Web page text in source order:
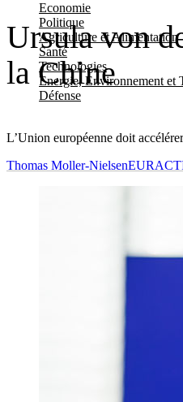
Economie
Politique
Agriculture et Alimentation
Santé
Technologies
Energie, Environnement et
Défense
Ursula von
la Chine
L’Union européenne doit
Thomas Moller-Nielsen